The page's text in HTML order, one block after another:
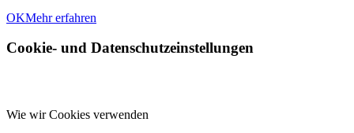
OKMehr erfahren
Cookie- und Datenschutzeinstellungen
Wie wir Cookies verwenden